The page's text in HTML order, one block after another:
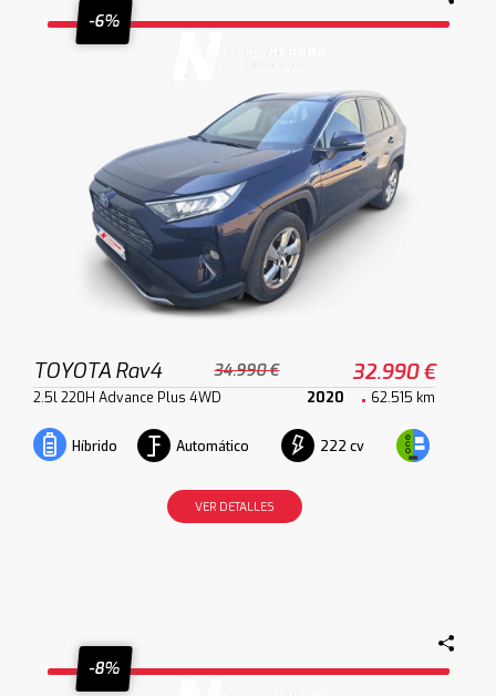
-6%
TOYOTA Rav4 34.990 € 32.990 €
2.5l 220H Advance Plus 4WD 2020 62.515 km
Híbrido Automático 222 cv
VER DETALLES
-8%